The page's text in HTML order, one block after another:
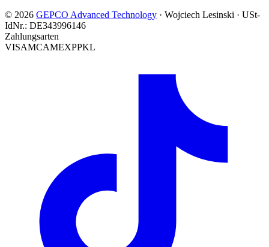
© 2026 GEPCO Advanced Technology · Wojciech Lesinski · USt-
IdNr.: DE343996146
Zahlungsarten
VISAMCAMEXPPKL